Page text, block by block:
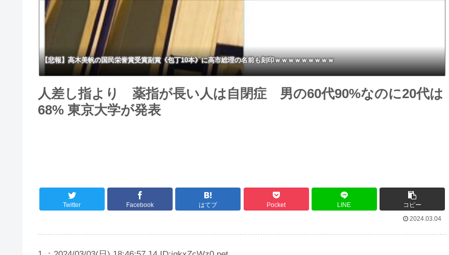
ｗｗｗｗｗｗｗｗｗｗ
判への性接待がバレ大炎上大騒
「関心なし」
【悲報】高木美帆の国民栄誉賞受賞副賞《包丁10本》に高市総理の名前も刻印ｗｗｗｗｗｗｗｗｗ
人差し指より 薬指が長い人は自閉症 男の60代90%なのに20代は
68% 東京大学が発表
Twitter Facebook はてブ Pocket LINE
コピー
2024.03.04